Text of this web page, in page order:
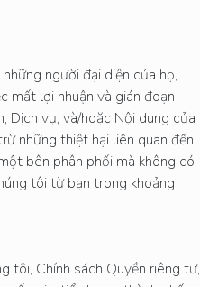
người đại diện của họ,
mất lợi nhuận và gián đoạn
Dịch vụ, và/hoặc Nội dung của
những thiệt hại liên quan đến
bên phân phối mà không có
tôi từ bạn trong khoảng
tôi, Chính sách Quyền riêng tư,